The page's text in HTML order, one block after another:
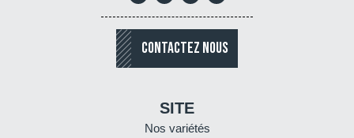
CONTACTEZ NOUS
SITE
Nos variétés